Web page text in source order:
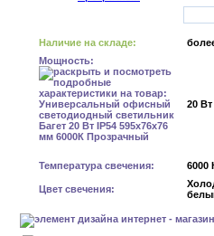
Наличие на складе:
Мощность:
20 Вт
Температура свечения: 6000
Цвет свечения: